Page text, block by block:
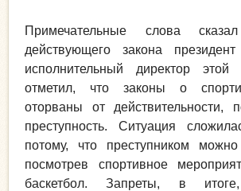
Примечательные слова
действующего закона
исполнительный директор
отметил, что законы о
оторваны от действительности,
преступность. Ситуация
потому, что преступником
посмотрев спортивное
баскетбол. Запреты, в